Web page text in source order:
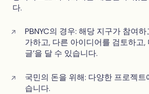
다.
PBNYC의 경우: 해당 지구가 참여
가하고, 다른 아이디어를 검토하고
글'을 달 수 있습니다.
국민의 돈을 위해: 다양한 프로젝
습니다.